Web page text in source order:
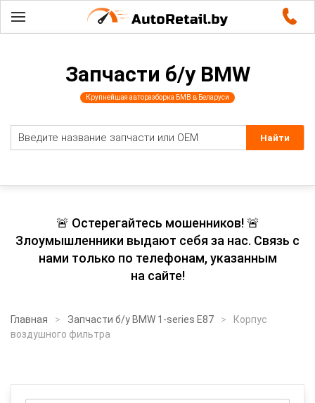
Запчасти б/у BMW
Крупнейшая авторазборка БМВ в Беларуси
🚨 Остерегайтесь мошенников! 🚨
Злоумышленники выдают себя за нас. Связь с
нами только по телефонам, указанным
на сайте!
Главная Запчасти б/у BMW 1-series E87
Корпус
воздушного фильтра